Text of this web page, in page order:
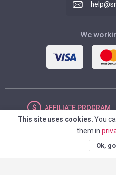
We
AFFILIATE PROGRAM
UNITED STATES
This site uses cookies. You
them in
Ok,